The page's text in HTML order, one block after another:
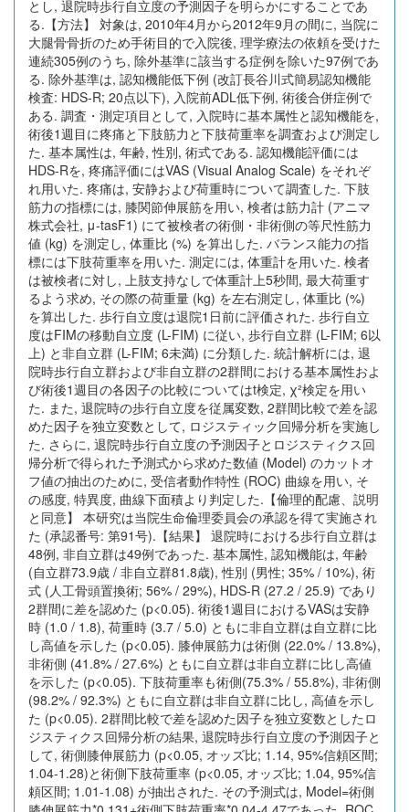
とし, 退院時歩行自立度の予測因子を明らかにすることであ
る.【方法】 対象は, 2010年4月から2012年9月の間に, 当院に
大腿骨骨折のため手術目的で入院後, 理学療法の依頼を受けた
連続305例のうち, 除外基準に該当する症例を除いた97例であ
る. 除外基準は, 認知機能低下例 (改訂長谷川式簡易認知機能
検査: HDS-R; 20点以下), 入院前ADL低下例, 術後合併症例で
ある. 調査・測定項目として, 入院時に基本属性と認知機能を,
術後1週目に疼痛と下肢筋力と下肢荷重率を調査および測定し
た. 基本属性は, 年齢, 性別, 術式である. 認知機能評価には
HDS-Rを, 疼痛評価にはVAS (Visual Analog Scale) をそれぞ
れ用いた. 疼痛は, 安静および荷重時について調査した. 下肢
筋力の指標には, 膝関節伸展筋を用い, 検者は筋力計 (アニマ
株式会社, μ-tasF1) にて被検者の術側・非術側の等尺性筋力
値 (kg) を測定し, 体重比 (%) を算出した. バランス能力の指
標には下肢荷重率を用いた. 測定には, 体重計を用いた. 検者
は被検者に対し, 上肢支持なしで体重計上5秒間, 最大荷重す
るよう求め, その際の荷重量 (kg) を左右測定し, 体重比 (%)
を算出した. 歩行自立度は退院1日前に評価された. 歩行自立
度はFIMの移動自立度 (L-FIM) に従い, 歩行自立群 (L-FIM; 6以
上) と非自立群 (L-FIM; 6未満) に分類した. 統計解析には, 退
院時歩行自立群および非自立群の2群間における基本属性およ
び術後1週目の各因子の比較についてはt検定, χ²検定を用い
た. また, 退院時の歩行自立度を従属変数, 2群間比較で差を認
めた因子を独立変数として, ロジスティック回帰分析を実施し
た. さらに, 退院時歩行自立度の予測因子とロジスティクス回
帰分析で得られた予測式から求めた数値 (Model) のカットオ
フ値の抽出のために, 受信者動作特性 (ROC) 曲線を用い, そ
の感度, 特異度, 曲線下面積より判定した.【倫理的配慮、説明
と同意】 本研究は当院生命倫理委員会の承認を得て実施され
た (承認番号: 第91号).【結果】 退院時における歩行自立群は
48例, 非自立群は49例であった. 基本属性, 認知機能は, 年齢
(自立群73.9歳 / 非自立群81.8歳), 性別 (男性; 35% / 10%), 術
式 (人工骨頭置換術; 56% / 29%), HDS-R (27.2 / 25.9) であり
2群間に差を認めた (p<0.05). 術後1週目におけるVASは安静
時 (1.0 / 1.8), 荷重時 (3.7 / 5.0) ともに非自立群は自立群に比
し高値を示した (p<0.05). 膝伸展筋力は術側 (22.0% / 13.8%),
非術側 (41.8% / 27.6%) ともに自立群は非自立群に比し高値
を示した (p<0.05). 下肢荷重率も術側(75.3% / 55.8%), 非術側
(98.2% / 92.3%) ともに自立群は非自立群に比し, 高値を示し
た (p<0.05). 2群間比較で差を認めた因子を独立変数としたロ
ジスティクス回帰分析の結果, 退院時歩行自立度の予測因子と
して, 術側膝伸展筋力 (p<0.05, オッズ比; 1.14, 95%信頼区間;
1.04-1.28)と術側下肢荷重率 (p<0.05, オッズ比; 1.04, 95%信
頼区間; 1.01-1.08) が抽出された. その予測式は, Model=術側